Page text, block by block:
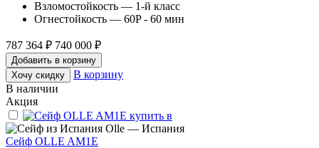
Взломостойкость — 1-й класс
Огнестойкость — 60P - 60 мин
787 364 ₽ 740 000 ₽
Добавить в корзину
Хочу скидку
В корзину
В наличии
Акция
Olle — Испания
Сейф OLLE AM1E